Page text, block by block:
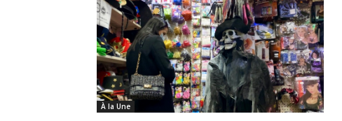
À la Une